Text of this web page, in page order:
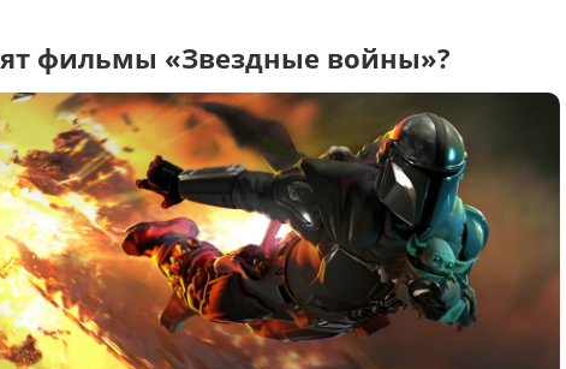
фильмы «Звездные войны»?